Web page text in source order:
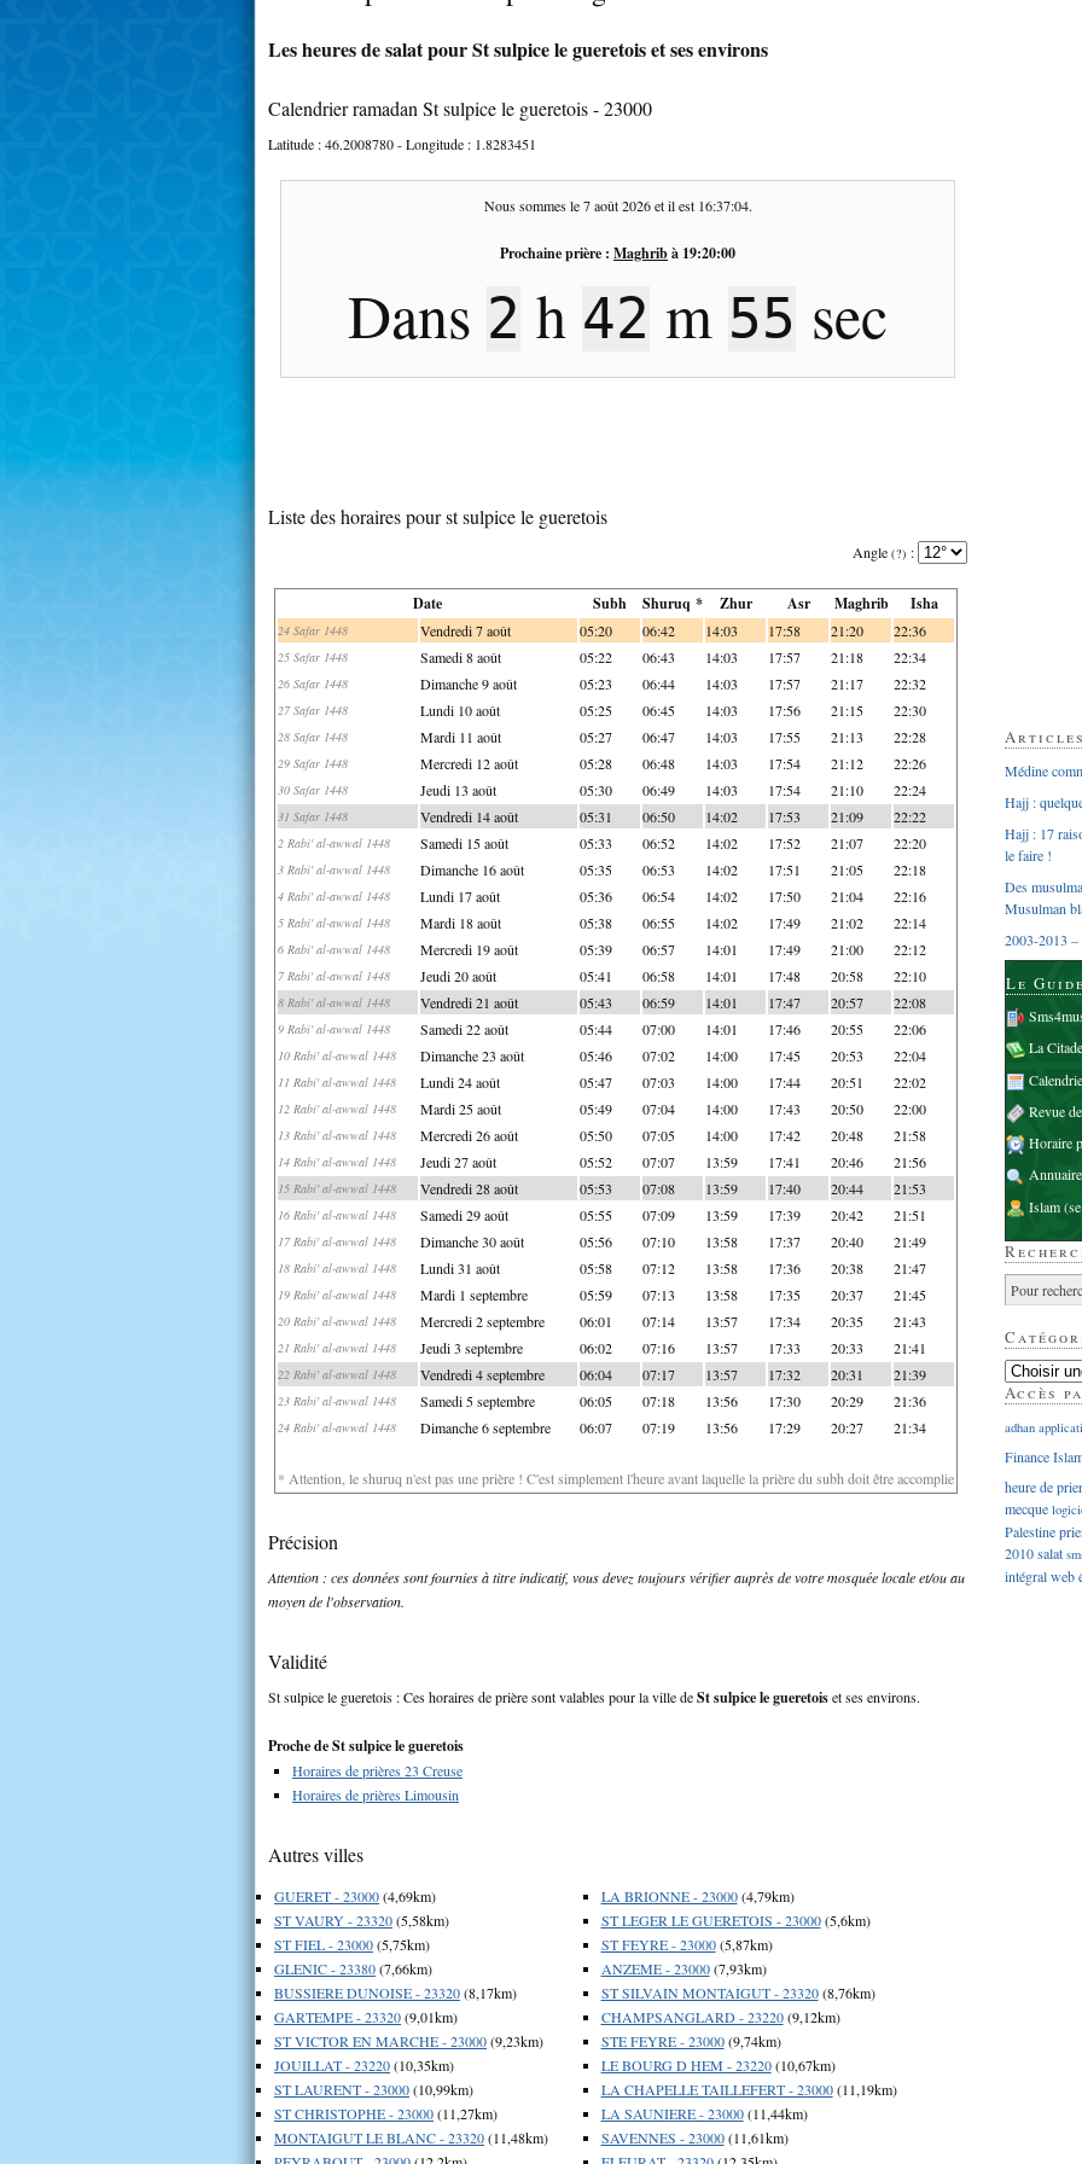
Les heures de salat pour St sulpice le gueretois et ses environs
Calendrier ramadan St sulpice le gueretois - 23000
Latitude :46.2008780- Longitude : 1.8283451
Nous sommes le7 août 2026et il est 16:37:05.
Prochaine prière : Maghribà 19:20:00
Dans 2 h 42 m 54 sec
Liste des horaires pour st sulpice le gueretois
Angle (?) :
Date Subh Shuruq * Zhur Asr Maghrib Isha
24 Safar 1448 Vendredi 7 août 05:20 06:42 14:03 17:58 21:20 22:36
25 Safar 1448 Samedi 8 août 05:22 06:43 14:03 17:57 21:18 22:34
26 Safar 1448 Dimanche 9 août 05:23 06:44 14:03 17:57 21:17 22:32
27 Safar 1448 Lundi 10 août 05:25 06:45 14:03 17:56 21:15 22:30
28 Safar 1448 Mardi 11 août 05:27 06:47 14:03 17:55 21:13 22:28
29 Safar 1448 Mercredi 12 août 05:28 06:48 14:03 17:54 21:12 22:26
30 Safar 1448 Jeudi 13 août 05:30 06:49 14:03 17:54 21:10 22:24
31 Safar 1448 Vendredi 14 août 05:31 06:50 14:02 17:53 21:09 22:22
2 Rabi' al-awwal 1448 Samedi 15 août 05:33 06:52 14:02 17:52 21:07 22:20
3 Rabi' al-awwal 1448 Dimanche 16 août 05:35 06:53 14:02 17:51 21:05 22:18
4 Rabi' al-awwal 1448 Lundi 17 août 05:36 06:54 14:02 17:50 21:04 22:16
5 Rabi' al-awwal 1448 Mardi 18 août 05:38 06:55 14:02 17:49 21:02 22:14
6 Rabi' al-awwal 1448 Mercredi 19 août 05:39 06:57 14:01 17:49 21:00 22:12
7 Rabi' al-awwal 1448 Jeudi 20 août 05:41 06:58 14:01 17:48 20:58 22:10
8 Rabi' al-awwal 1448 Vendredi 21 août 05:43 06:59 14:01 17:47 20:57 22:08
9 Rabi' al-awwal 1448 Samedi 22 août 05:44 07:00 14:01 17:46 20:55 22:06
10 Rabi' al-awwal 1448 Dimanche 23 août 05:46 07:02 14:00 17:45 20:53 22:04
11 Rabi' al-awwal 1448 Lundi 24 août 05:47 07:03 14:00 17:44 20:51 22:02
12 Rabi' al-awwal 1448 Mardi 25 août 05:49 07:04 14:00 17:43 20:50 22:00
13 Rabi' al-awwal 1448 Mercredi 26 août 05:50 07:05 14:00 17:42 20:48 21:58
14 Rabi' al-awwal 1448 Jeudi 27 août 05:52 07:07 13:59 17:41 20:46 21:56
15 Rabi' al-awwal 1448 Vendredi 28 août 05:53 07:08 13:59 17:40 20:44 21:53
16 Rabi' al-awwal 1448 Samedi 29 août 05:55 07:09 13:59 17:39 20:42 21:51
17 Rabi' al-awwal 1448 Dimanche 30 août 05:56 07:10 13:58 17:37 20:40 21:49
18 Rabi' al-awwal 1448 Lundi 31 août 05:58 07:12 13:58 17:36 20:38 21:47
19 Rabi' al-awwal 1448 Mardi 1 septembre 05:59 07:13 13:58 17:35 20:37 21:45
20 Rabi' al-awwal 1448 Mercredi 2 septembre 06:01 07:14 13:57 17:34 20:35 21:43
21 Rabi' al-awwal 1448 Jeudi 3 septembre 06:02 07:16 13:57 17:33 20:33 21:41
22 Rabi' al-awwal 1448 Vendredi 4 septembre 06:04 07:17 13:57 17:32 20:31 21:39
23 Rabi' al-awwal 1448 Samedi 5 septembre 06:05 07:18 13:56 17:30 20:29 21:36
24 Rabi' al-awwal 1448 Dimanche 6 septembre 06:07 07:19 13:56 17:29 20:27 21:34
* Attention, le shuruq n'est pas une prière ! C'est simplement l'heure avant laquelle la prière du subh doit être accomplie
Précision
Attention : ces données sont fournies à titre indicatif, vous devez toujours vérifier auprès de votre mosquée locale et/ou au
moyen de l'observation.
Validité
St sulpice le gueretois : Ces horaires de prière sont valables pour la ville deSt sulpice le gueretoiset ses environs.
Proche de St sulpice le gueretois
Horaires de prières 23 Creuse
Horaires de prières Limousin
Autres villes
GUERET - 23000(4,69km)
ST VAURY - 23320(5,58km)
ST FIEL - 23000(5,75km)
GLENIC - 23380(7,66km)
BUSSIERE DUNOISE - 23320(8,17km)
GARTEMPE - 23320(9,01km)
ST VICTOR EN MARCHE - 23000(9,23km)
JOUILLAT - 23220(10,35km)
ST LAURENT - 23000(10,99km)
ST CHRISTOPHE - 23000(11,27km)
MONTAIGUT LE BLANC - 23320(11,48km)
LA BRIONNE - 23000(4,79km)
ST LEGER LE GUERETOIS - 23000(5,6km)
ST FEYRE - 23000(5,87km)
ANZEME - 23000(7,93km)
ST SILVAIN MONTAIGUT - 23320(8,76km)
CHAMPSANGLARD - 23220(9,12km)
STE FEYRE - 23000(9,74km)
LE BOURG D HEM - 23220(10,67km)
LA CHAPELLE TAILLEFERT - 23000(11,19km)
LA SAUNIERE - 23000(11,44km)
SAVENNES - 23000(11,61km)
Médine
Hajj :
Hajj : 17
le faire !
Des
Musulman
2003-2013 –
Le
La
Revue
Horaire
Islam
Accès
adhan
Finance
heure de
mecque
Palestine
2010salat
intégralweb